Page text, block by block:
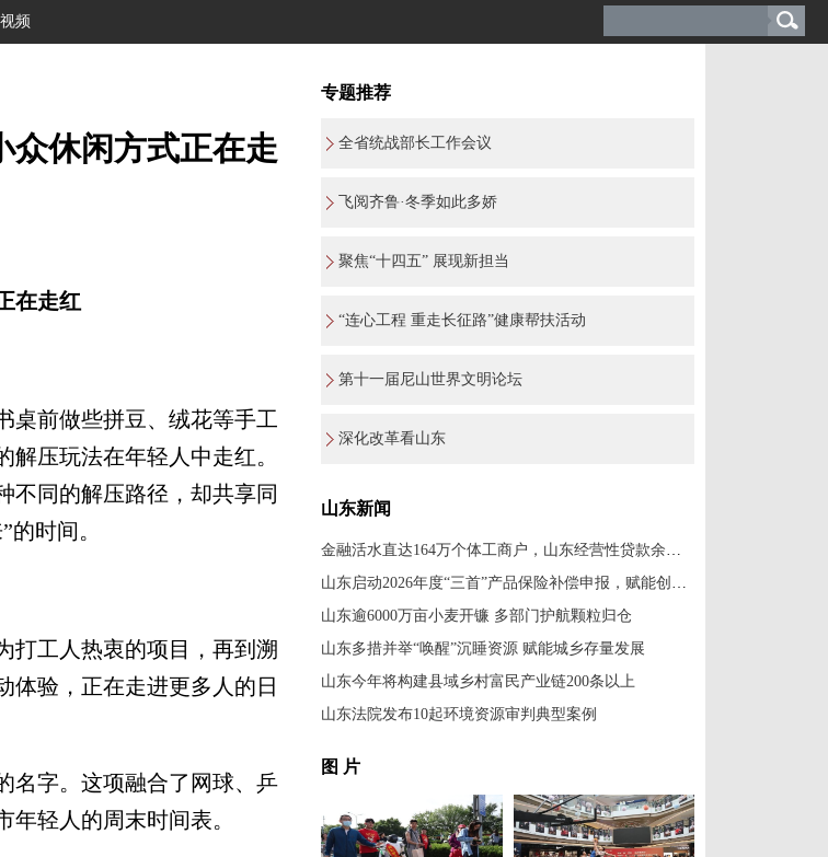
视频
休闲方式正在走
在走红
前做些拼豆、绒花等手工
压玩法在年轻人中走红。
不同的解压路径，却共享同
时间。
工人热衷的项目，再到溯
验，正在走进更多人的日
字。这项融合了网球、乒
轻人的周末时间表。
专题推荐
全省统战部长工作会议
飞阅齐鲁·冬季如此多娇
聚焦“十四五” 展现新担当
“连心工程 重走长征路”健康帮扶活动
第十一届尼山世界文明论坛
深化改革看山东
山东新闻
金融活水直达164万个体工商户，山东经营性贷款余额近6474亿元
山东启动2026年度“三首”产品保险补偿申报，赋能创新产品推广应用
山东逾6000万亩小麦开镰 多部门护航颗粒归仓
山东多措并举“唤醒”沉睡资源 赋能城乡存量发展
山东今年将构建县域乡村富民产业链200条以上
山东法院发布10起环境资源审判典型案例
图 片